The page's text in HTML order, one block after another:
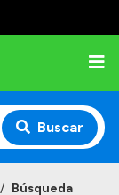
Buscar
/ Búsqueda